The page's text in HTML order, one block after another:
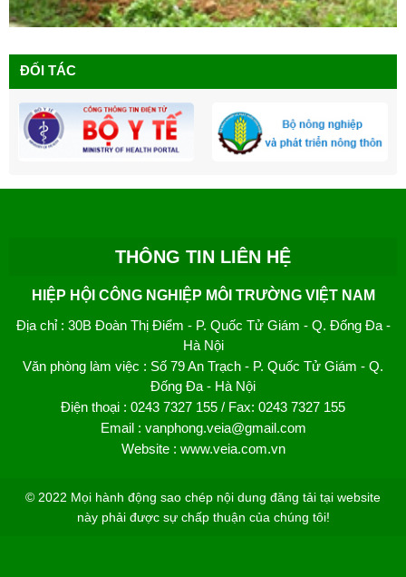
ĐỐI TÁC
THÔNG TIN LIÊN HỆ
HIỆP HỘI CÔNG NGHIỆP MÔI TRƯỜNG VIỆT NAM
Địa chỉ : 30B Đoàn Thị Điểm - P. Quốc Tử Giám - Q. Đống Đa -
Hà Nội
Văn phòng làm việc : Số 79 An Trạch - P. Quốc Tử Giám - Q.
Đống Đa - Hà Nội
Điện thoại : 0243 7327 155 / Fax: 0243 7327 155
Email : vanphong.veia@gmail.com
Website : www.veia.com.vn
© 2022 Mọi hành động sao chép nội dung đăng tải tại website
này phải được sự chấp thuận của chúng tôi!